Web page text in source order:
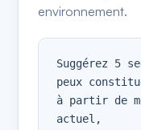
environnement.
Suggérez 5
peux
à partir de
actuel,